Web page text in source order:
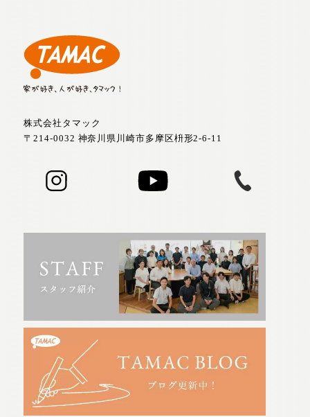
株式会社タマック
〒214-0032 神奈川県川崎市多摩区枡形2-6-11